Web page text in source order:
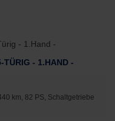
TÜRIG - 1.HAND -
km, 82 PS, Schaltgetriebe